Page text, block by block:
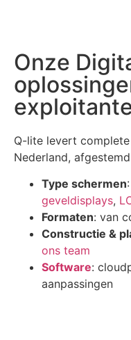
Onze
Q-lite levert
Nederland,
Type schermen:
geveldisplays,
Formaten: van
Constructie &
ons team
Software:
aanpassingen